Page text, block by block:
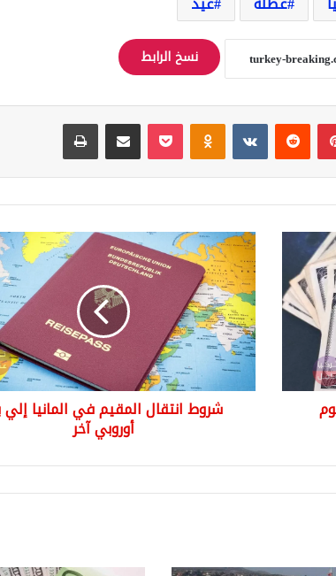
نسخ الرابط
بينتيريست Odnoklassniki
‫Pocket مشاركة عبر البريد طباعة
شروط
انتقال
المقيم
في
المانيا
إلي
بلد
أوروبي
آخر
شروط انتقال المقيم في المانيا إلي
أوروبي آخر